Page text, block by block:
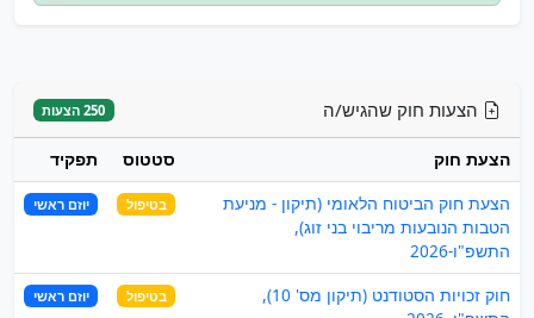
הצעות חוק שהגיש/ה 250 הצעות
הצעת חוק סטטוס
תפקיד
הצעת חוק הביטוח הלאומי (תיקון - מניעת
הטבות הנובעות מריבוי בני זוג),
התשפ"ו-2026
בטיפול יוזם ראשי
חוק זכויות הסטודנט (תיקון מס' 10),
בטיפול יוזם ראשי